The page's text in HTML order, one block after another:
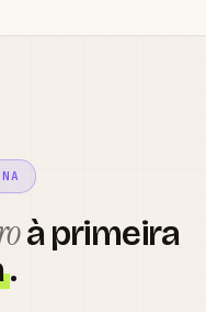
à primeira
.